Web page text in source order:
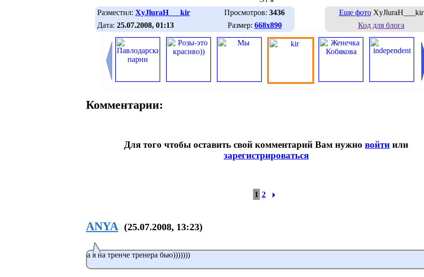
Разместил: XyJluraH___kir Просмотров: 3436
Дата: 25.07.2008, 01:13 Размер: 668х890
Еще фотоXyJluraH___kir
Код для блога
Комментарии:
Для того чтобы оставить свой комментарий Вам нужно войти или
зарегистрироваться
1 2
ANYA (25.07.2008, 13:23)
а я на тренче тренера бью)))))))